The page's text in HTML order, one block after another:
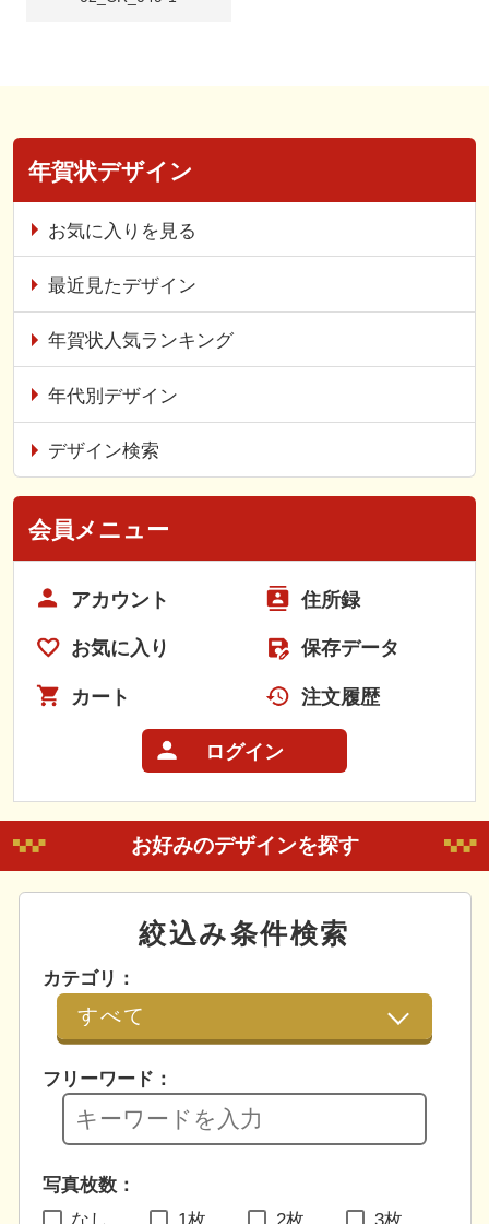
年賀状デザイン
お気に入りを見る
最近見たデザイン
年賀状人気ランキング
年代別デザイン
デザイン検索
会員メニュー
アカウント 住所録
お気に入り 保存データ
カート 注文履歴
ログイン
お好みのデザインを探す
絞込み条件検索
カテゴリ：
フリーワード：
写真枚数：
なし
1枚 2枚 3枚